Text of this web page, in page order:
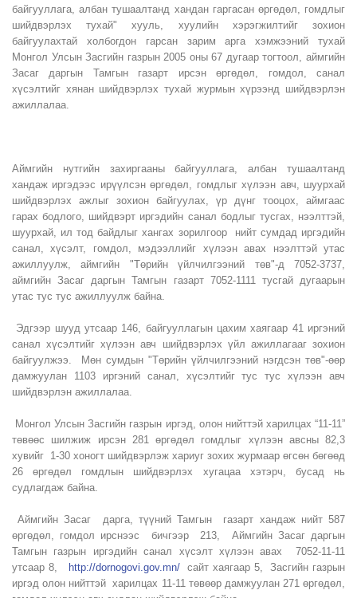
байгууллага, албан тушаалтанд хандан гаргасан өргөдөл, гомдлыг
шийдвэрлэх тухай" хууль, хуулийн хэрэгжилтийг зохион
байгуулахтай холбогдон гарсан зарим арга хэмжээний тухай
Монгол Улсын Засгийн газрын 2005 оны 67 дугаар тогтоол, аймгийн
Засаг даргын Тамгын газарт ирсэн өргөдөл, гомдол, санал
хүсэлтийг хянан шийдвэрлэх тухай журмын хүрээнд шийдвэрлэн
ажиллалаа.
Аймгийн нутгийн захиргааны байгууллага, албан тушаалтанд
хандаж иргэдээс ирүүлсэн өргөдөл, гомдлыг хүлээн авч, шуурхай
шийдвэрлэх ажлыг зохион байгуулах, үр дүнг тооцох, аймгаас
гарах бодлого, шийдвэрт иргэдийн санал бодлыг тусгах, нээлттэй,
шуурхай, ил тод байдлыг хангах зорилгоор нийт сумдад иргэдийн
санал, хүсэлт, гомдол, мэдээллийг хүлээн авах нээлттэй утас
ажиллуулж, аймгийн "Төрийн үйлчилгээний төв"-д 7052-3737,
аймгийн Засаг даргын Тамгын газарт 7052-1111 тусгай дугаарын
утас тус тус ажиллуулж байна.
Эдгээр шууд утсаар 146, байгууллагын цахим хаягаар 41 иргэний
санал хүсэлтийг хүлээн авч шийдвэрлэх үйл ажиллагааг зохион
байгуулжээ. Мөн сумдын "Төрийн үйлчилгээний нэгдсэн төв"-өөр
дамжуулан 1103 иргэний санал, хүсэлтийг тус тус хүлээн авч
шийдвэрлэн ажиллалаа.
Монгол Улсын Засгийн газрын иргэд, олон нийттэй харилцах “11-11”
төвөөс шилжиж ирсэн 281 өргөдөл гомдлыг хүлээн авсны 82,3
хувийг 1-30 хоногт шийдвэрлэж хариуг зохих журмаар өгсөн бөгөөд
26 өргөдөл гомдлын шийдвэрлэх хугацаа хэтэрч, бусад нь
судлагдаж байна.
Аймгийн Засаг дарга, түүний Тамгын газарт хандаж нийт 587
өргөдөл, гомдол ирснээс бичгээр 213, Аймгийн Засаг даргын
Тамгын газрын иргэдийн санал хүсэлт хүлээн авах 7052-11-11
утсаар 8,
http://dornogovi.gov.mn/сайт хаягаар 5, Засгийн газрын
иргэд олон нийттэй харилцах 11-11 төвөөр дамжуулан 271 өргөдөл,